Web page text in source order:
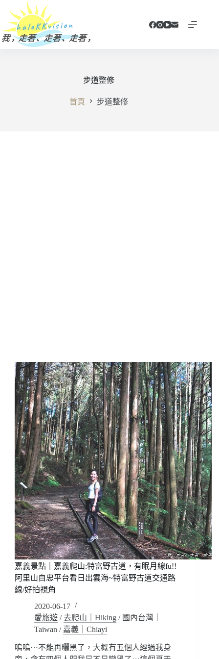
主
要
步道整修
首頁 步道整修
嘉義景點｜嘉義爬山:特富野古道，有眠月線fu!!
阿里山自忠平台看日出雲海~特富野古道交通路
線/好拍視角
2020-06-17
愛旅遊 /去爬山｜Hiking / 國內台灣｜
Taiwan / 嘉義｜Chiayi
嗚嗚⋯不能再曬黑了，大概有五個人經過我身